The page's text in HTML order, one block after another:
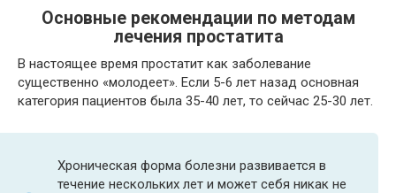
Основные рекомендации по методам
лечения простатита
В настоящее время простатит как заболевание
существенно «молодеет». Если 5-6 лет назад основная
категория пациентов была 35-40 лет, то сейчас 25-30 лет.
Хроническая форма болезни развивается в
течение нескольких лет и может себя никак не